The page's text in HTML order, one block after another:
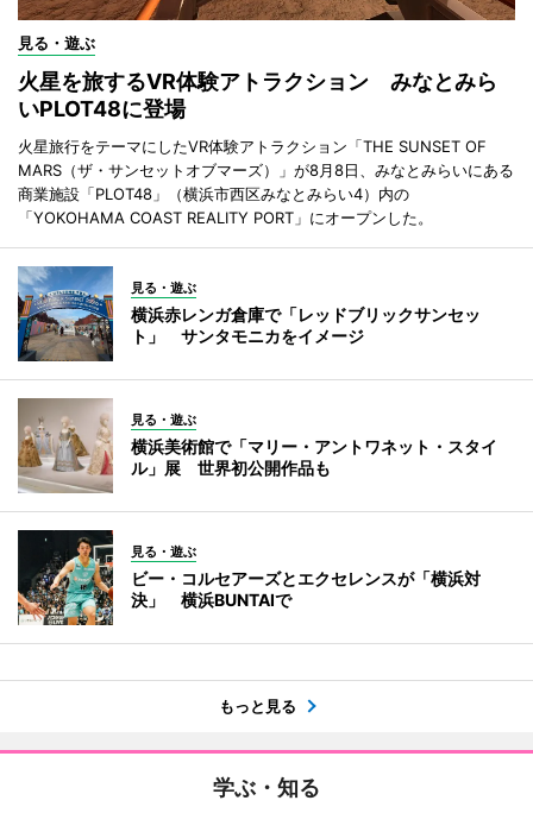
見る・遊ぶ
火星を旅するVR体験アトラクション みなとみら
いPLOT48に登場
火星旅行をテーマにしたVR体験アトラクション「THE SUNSET OF
MARS（ザ・サンセットオブマーズ）」が8月8日、みなとみらいにある
商業施設「PLOT48」（横浜市西区みなとみらい4）内の
「YOKOHAMA COAST REALITY PORT」にオープンした。
見る・遊ぶ
横浜赤レンガ倉庫で「レッドブリックサンセッ
ト」 サンタモニカをイメージ
見る・遊ぶ
横浜美術館で「マリー・アントワネット・スタイ
ル」展 世界初公開作品も
見る・遊ぶ
ビー・コルセアーズとエクセレンスが「横浜対
決」 横浜BUNTAIで
もっと見る
学ぶ・知る